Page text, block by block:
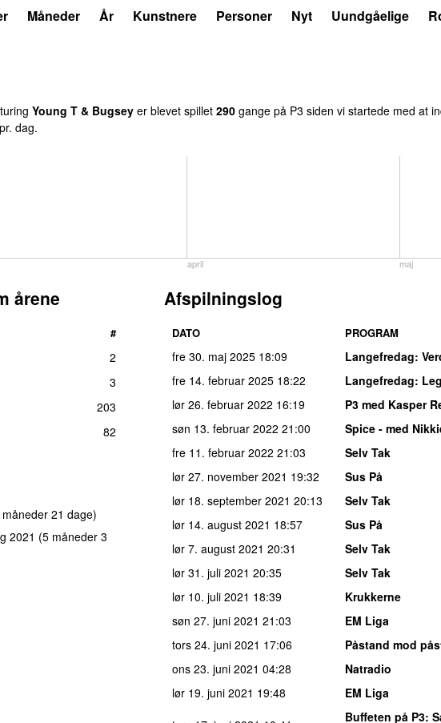
Måneder År Kunstnere Personer Nyt Uundgåelige
Young T & Bugsey er blevet spillet 290 gange på P3 siden vi startede med at
dag.
april maj
årene
#
2
3
203
82
måneder 21 dage)
2021 (5 måneder 3
Afspilningslog
DATO PROGRAM
fre 30. maj 2025 18:09 Langefredag:
fre 14. februar 2025 18:22 Langefredag:
lør 26. februar 2022 16:19
P3 med Kasper
søn 13. februar 2022 21:00 Spice - med
fre 11. februar 2022 21:03
Selv Tak
lør 27. november 2021 19:32
Sus På
lør 18. september 2021 20:13
Selv Tak
lør 14. august 2021 18:57
Sus På
lør 7. august 2021 20:31
Selv Tak
lør 31. juli 2021 20:35
Selv Tak
lør 10. juli 2021 18:39
Krukkerne
søn 27. juni 2021 21:03
EM Liga
tors 24. juni 2021 17:06 Påstand mod
ons 23. juni 2021 04:28
Natradio
lør 19. juni 2021 19:48
EM Liga
Buffeten på P3: